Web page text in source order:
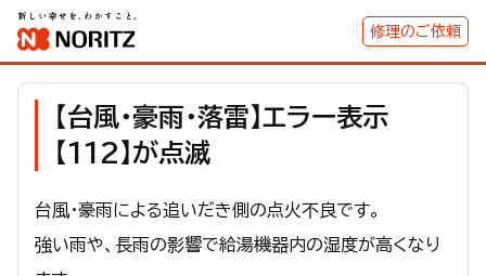
修理のご依頼
【台風・豪雨・落雷】エラー表示
【112】が点滅
台風・豪雨による追いだき側の点火不良です。
強い雨や、長雨の影響で給湯機器内の湿度が高くなり